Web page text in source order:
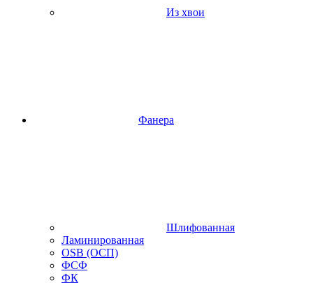
Из хвои
Фанера
Шлифованная
Ламинированная
OSB (ОСП)
ФСФ
ФК